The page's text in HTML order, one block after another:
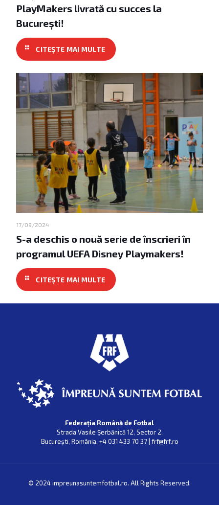
PlayMakers livrată cu succes la
București!
17/09/2024
S-a deschis o nouă serie de înscrieri în
programul UEFA Disney Playmakers!
Federația Română de Fotbal
Strada Vasile Şerbănică 12, Sector 2,
Bucureşti, România, +4 031 433 70 37 | frf@frf.ro
© 2024 impreunasuntemfotbal.ro. All Rights Reserved.